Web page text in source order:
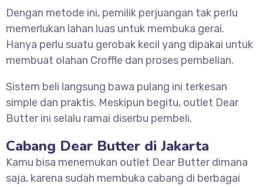
Dengan metode ini, pemilik perjuangan tak perlu
memerlukan lahan luas untuk membuka gerai.
Hanya perlu suatu gerobak kecil yang dipakai untuk
membuat olahan Croffle dan proses pembelian.
Sistem beli langsung bawa pulang ini terkesan
simple dan praktis. Meskipun begitu, outlet Dear
Butter ini selalu ramai diserbu pembeli.
Cabang Dear Butter di Jakarta
Kamu bisa menemukan outlet Dear Butter dimana
saja, karena sudah membuka cabang di berbagai